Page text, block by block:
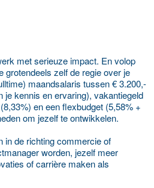
met serieuze impact. En volop
grotendeels zelf de regie over je
maandsalaris tussen € 3.200,-
je kennis en ervaring), vakantiegeld
en een flexbudget (5,58% +
om jezelf te ontwikkelen.
in de richting commercie of
worden, jezelf meer
of carrière maken als